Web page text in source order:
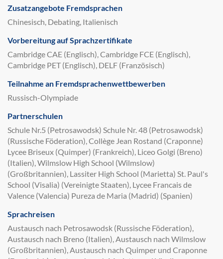
Zusatzangebote Fremdsprachen
Chinesisch, Debating, Italienisch
Vorbereitung auf Sprachzertifikate
Cambridge CAE (Englisch), Cambridge FCE (Englisch),
Cambridge PET (Englisch), DELF (Französisch)
Teilnahme an Fremdsprachenwettbewerben
Russisch-Olympiade
Partnerschulen
Schule Nr.5 (Petrosawodsk) Schule Nr. 48 (Petrosawodsk)
(Russische Föderation), Collège Jean Rostand (Craponne)
Lycee Briseux (Quimper) (Frankreich), Liceo Golgi (Breno)
(Italien), Wilmslow High School (Wilmslow)
(Großbritannien), Lassiter High School (Marietta) St. Paul's
School (Visalia) (Vereinigte Staaten), Lycee Francais de
Valence (Valencia) Pureza de Maria (Madrid) (Spanien)
Sprachreisen
Austausch nach Petrosawodsk (Russische Föderation),
Austausch nach Breno (Italien), Austausch nach Wilmslow
(Großbritannien), Austausch nach Quimper und Craponne